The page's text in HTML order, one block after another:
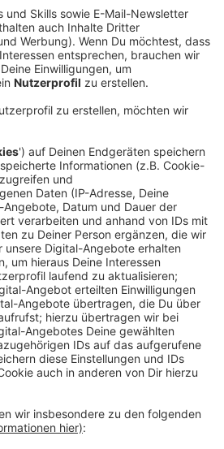
öffentlich, sind es jetzt
der CDU geworden.
04.09.2024 06:44
ersten beiden Varianten um bis
abgesenkt werden, bei der
höherer und längerer
der Wasserspiegel
lehnt alle drei Varianten ab, weil
am Oulusee leiden
noch mehr
für einen Hochwasser-
Oulusee: Zum Beispiel die
Frühwarnsystems, oder
Gewässer in den
Über den Antrag
bald sprechen.